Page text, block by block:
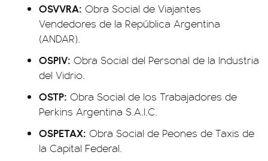
OSVVRA: Obra Social de Viajantes
Vendedores de la República Argentina
(ANDAR).
OSPIV: Obra Social del Personal de la Industria
del Vidrio.
OSTP: Obra Social de los Trabajadores de
Perkins Argentina S.A.I.C.
OSPETAX: Obra Social de Peones de Taxis de
la Capital Federal.